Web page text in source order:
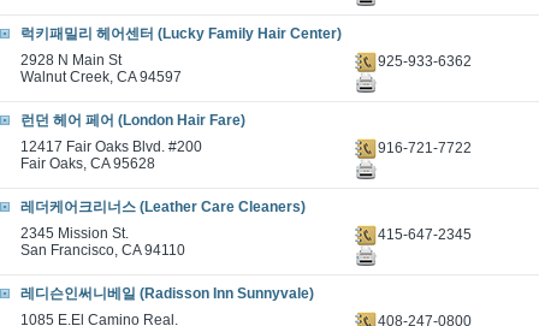
럭키패밀리 헤어센터 (Lucky Family Hair Center)
2928 N Main St
Walnut Creek, CA 94597
925-933-6362
런던 헤어 페어 (London Hair Fare)
12417 Fair Oaks Blvd. #200
Fair Oaks, CA 95628
916-721-7722
레더케어크리너스 (Leather Care Cleaners)
2345 Mission St.
San Francisco, CA 94110
415-647-2345
레디슨인써니베일 (Radisson Inn Sunnyvale)
1085 E.El Camino Real.
408-247-0800